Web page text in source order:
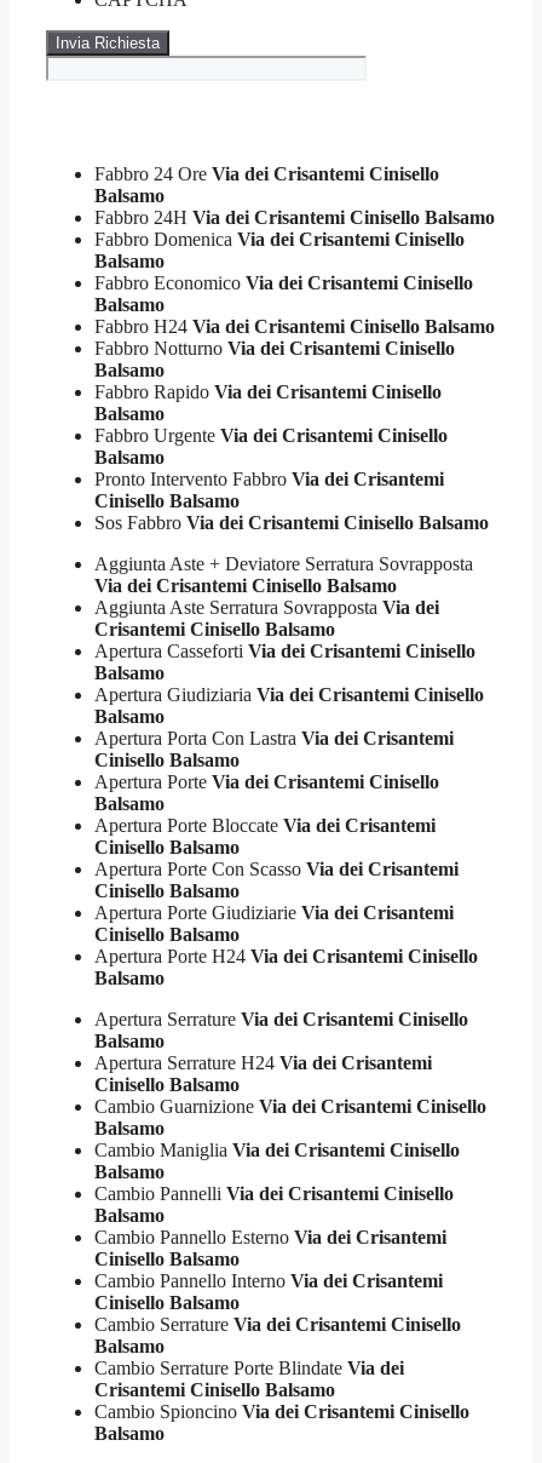
Fabbro 24 Ore Via dei Crisantemi Cinisello
Balsamo
Fabbro 24H Via dei Crisantemi Cinisello Balsamo
Fabbro Domenica Via dei Crisantemi Cinisello
Balsamo
Fabbro Economico Via dei Crisantemi Cinisello
Balsamo
Fabbro H24 Via dei Crisantemi Cinisello Balsamo
Fabbro Notturno Via dei Crisantemi Cinisello
Balsamo
Fabbro Rapido Via dei Crisantemi Cinisello
Balsamo
Fabbro Urgente Via dei Crisantemi Cinisello
Balsamo
Pronto Intervento Fabbro Via dei Crisantemi
Cinisello Balsamo
Sos Fabbro Via dei Crisantemi Cinisello Balsamo
Aggiunta Aste + Deviatore Serratura Sovrapposta
Via dei Crisantemi Cinisello Balsamo
Aggiunta Aste Serratura Sovrapposta Via dei
Crisantemi Cinisello Balsamo
Apertura Casseforti Via dei Crisantemi Cinisello
Balsamo
Apertura Giudiziaria Via dei Crisantemi Cinisello
Balsamo
Apertura Porta Con Lastra Via dei Crisantemi
Cinisello Balsamo
Apertura Porte Via dei Crisantemi Cinisello
Balsamo
Apertura Porte Bloccate Via dei Crisantemi
Cinisello Balsamo
Apertura Porte Con Scasso Via dei Crisantemi
Cinisello Balsamo
Apertura Porte Giudiziarie Via dei Crisantemi
Cinisello Balsamo
Apertura Porte H24 Via dei Crisantemi Cinisello
Balsamo
Apertura Serrature Via dei Crisantemi Cinisello
Balsamo
Apertura Serrature H24 Via dei Crisantemi
Cinisello Balsamo
Cambio Guarnizione Via dei Crisantemi Cinisello
Balsamo
Cambio Maniglia Via dei Crisantemi Cinisello
Balsamo
Cambio Pannelli Via dei Crisantemi Cinisello
Balsamo
Cambio Pannello Esterno Via dei Crisantemi
Cinisello Balsamo
Cambio Pannello Interno Via dei Crisantemi
Cinisello Balsamo
Cambio Serrature Via dei Crisantemi Cinisello
Balsamo
Cambio Serrature Porte Blindate Via dei
Crisantemi Cinisello Balsamo
Cambio Spioncino Via dei Crisantemi Cinisello
Balsamo